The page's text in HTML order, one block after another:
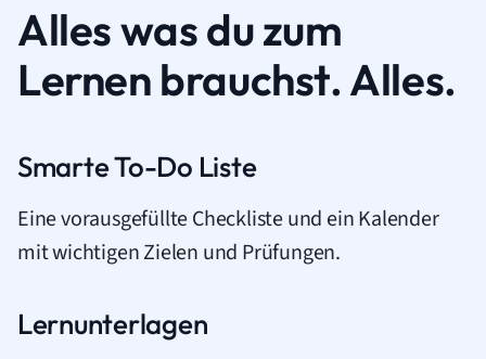
Alles was du zum
Lernen brauchst. Alles.
Smarte To-Do Liste
Eine vorausgefüllte Checkliste und ein Kalender
mit wichtigen Zielen und Prüfungen.
Lernunterlagen